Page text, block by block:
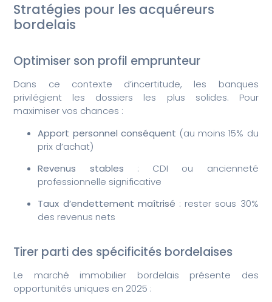
Stratégies pour les acquéreurs
bordelais
Optimiser son profil emprunteur
Dans ce contexte d’incertitude, les banques
privilégient les dossiers les plus solides. Pour
maximiser vos chances :
Apport personnel conséquent (au moins 15% du
prix d’achat)
Revenus stables : CDI ou ancienneté
professionnelle significative
Taux d’endettement maîtrisé : rester sous 30%
des revenus nets
Tirer parti des spécificités bordelaises
Le marché immobilier bordelais présente des
opportunités uniques en 2025 :